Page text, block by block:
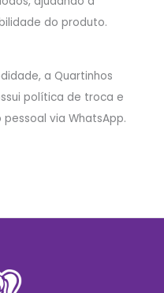
do produto.
a Quartinhos
política de troca e
via WhatsApp.